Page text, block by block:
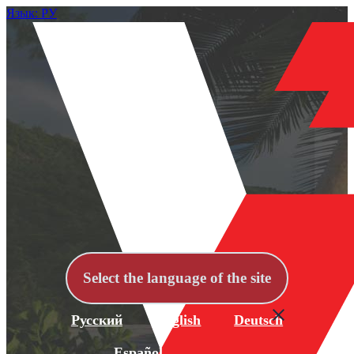
Язык: РУ
Select the language of the site
Русский English Deutsch